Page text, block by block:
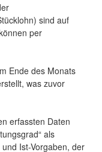
sind auf
per
Ende des Monats
was zuvor
erfassten Daten
als
Ist-Vorgaben, der